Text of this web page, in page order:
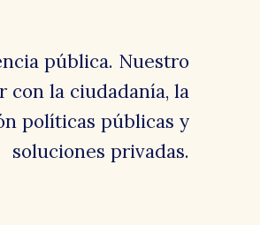
pública. Nuestro
con la ciudadanía, la
políticas públicas y
soluciones privadas.